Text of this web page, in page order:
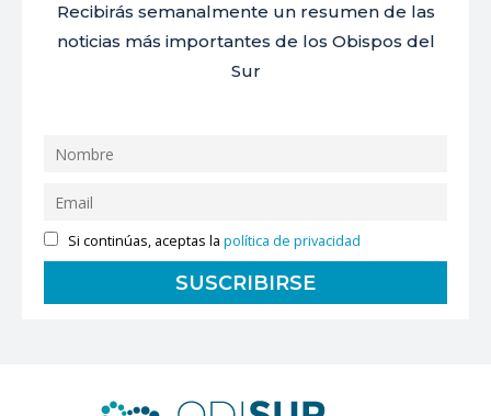
Recibirás semanalmente un resumen de las
noticias más importantes de los Obispos del
Sur
Si continúas, aceptas lapolítica de privacidad